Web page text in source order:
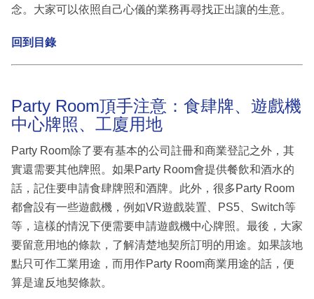
念。大家可以依照自己心儀的業務再尋找正出讓的生意。
回到目錄
Party Room頂手注意：食肆牌、遊戲機
中心牌照、工廈用地
Party Room除了要有基本的公司註冊和商業登記之外，其
實還需要其他牌照。如果Party Room會提供餐飲和酒水的
話，記住要申請食肆牌照和酒牌。此外，很多Party Room
都會設有一些遊戲機，例如VR遊戲裝置、PS5、Switch等
等，這樣的情況下便需要申請遊戲機中心牌照。最後，大家
要留意用地的條款，了解清楚地契所訂明的用途。如果該地
點只可作工業用途，而用作Party Room商業用途的話，便
算是違反地契條款。